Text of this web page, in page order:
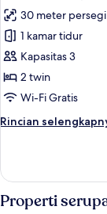
King
(High
foto
untuk
Kamar,
2
Tempat
Twin
30 meter persegi
1 kamar tidur
Kapasitas 3
2 twin
Wi-Fi Gratis
Rincian
Rincian
Kamar,
Tempat
Properti